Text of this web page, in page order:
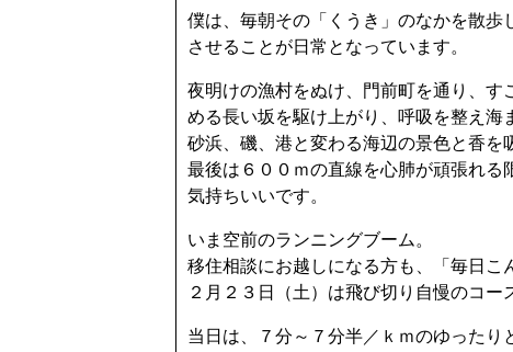
僕は、毎朝その「くうき」のなかを散歩
させることが日常となっています。
夜明けの漁村をぬけ、門前町を通り、
める長い坂を駆け上がり、呼吸を整え海
砂浜、磯、港と変わる海辺の景色と香を
最後は６００ｍの直線を心肺が頑張れる
気持ちいいです。
いま空前のランニングブーム。
移住相談にお越しになる方も、「毎日こ
２月２３日（土）は飛び切り自慢のコー
当日は、７分～７分半／ｋｍのゆったり